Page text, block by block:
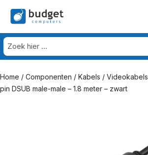
Home / Componenten / Kabels / Videokabels
pin DSUB male-male – 1.8 meter – zwart